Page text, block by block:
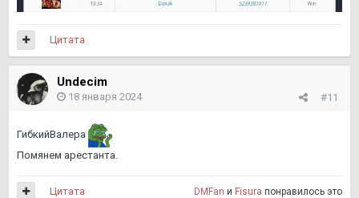
Цитата
Undecim
#11
18 января 2024
ГибкийВалера
Помянем арестанта.
DMFan и Fisura понравилось это
Цитата